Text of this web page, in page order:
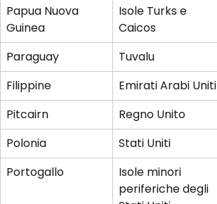
Papua Nuova
Guinea
Isole Turks e
Caicos
Paraguay
Tuvalu
Filippine
Emirati Arabi Uniti
Pitcairn
Regno Unito
Polonia
Stati Uniti
Portogallo
Isole minori
periferiche degli